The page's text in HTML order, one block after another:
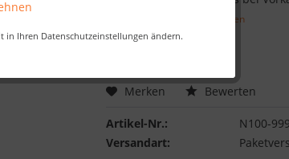
in Ihren Datenschutzeinstellungen ändern.
zzgl. Versandkosten
Best-Preis-Garantie
Merken Bewerten
Artikel-Nr.:
N100-
Versandart: